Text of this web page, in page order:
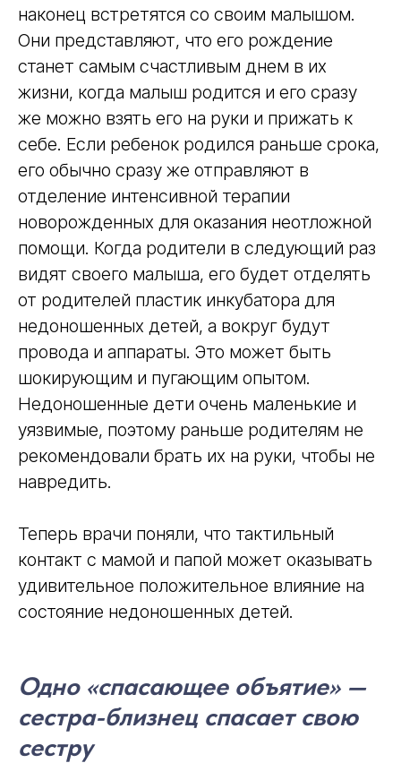
наконец встретятся со своим малышом.
Они представляют, что его рождение
станет самым счастливым днем в их
жизни, когда малыш родится и его сразу
же можно взять его на руки и прижать к
себе. Если ребенок родился раньше срока,
его обычно сразу же отправляют в
отделение интенсивной терапии
новорожденных для оказания неотложной
помощи. Когда родители в следующий раз
видят своего малыша, его будет отделять
от родителей пластик инкубатора для
недоношенных детей, а вокруг будут
провода и аппараты. Это может быть
шокирующим и пугающим опытом.
Недоношенные дети очень маленькие и
уязвимые, поэтому раньше родителям не
рекомендовали брать их на руки, чтобы не
навредить.
Теперь врачи поняли, что тактильный
контакт с мамой и папой может оказывать
удивительное положительное влияние на
состояние недоношенных детей.
Одно «спасающее объятие» —
сестра-близнец спасает свою
сестру